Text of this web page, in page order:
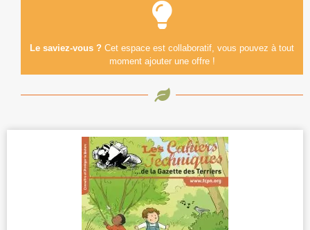
Le saviez-vous ? Cet espace est collaboratif, vous pouvez à tout
moment ajouter une offre !